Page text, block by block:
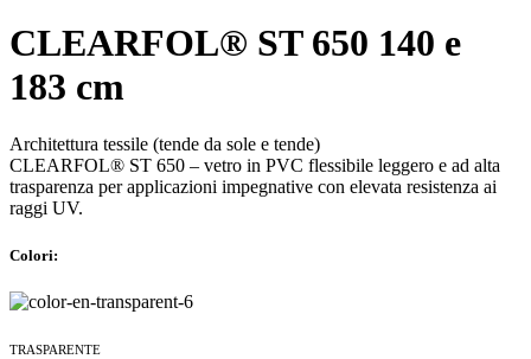
CLEARFOL® ST 650 140 e
183 cm
Architettura tessile (tende da sole e tende)
CLEARFOL® ST 650 – vetro in PVC flessibile leggero e ad alta
trasparenza per applicazioni impegnative con elevata resistenza ai
raggi UV.
Colori:
TRASPARENTE